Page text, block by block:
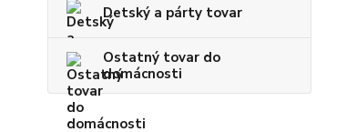
Detský a párty tovar
Ostatný tovar do
domácnosti